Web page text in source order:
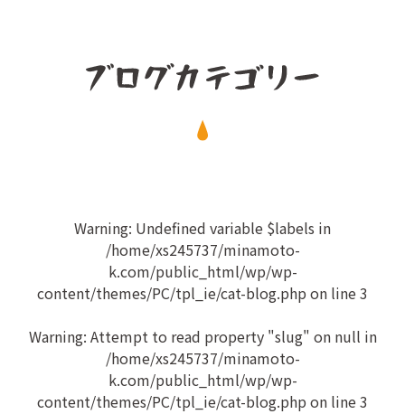
Warning: Undefined variable $labels in
/home/xs245737/minamoto-
k.com/public_html/wp/wp-
content/themes/PC/tpl_ie/cat-blog.php on line3
Warning: Attempt to read property "slug" on null in
/home/xs245737/minamoto-
k.com/public_html/wp/wp-
content/themes/PC/tpl_ie/cat-blog.php on line3